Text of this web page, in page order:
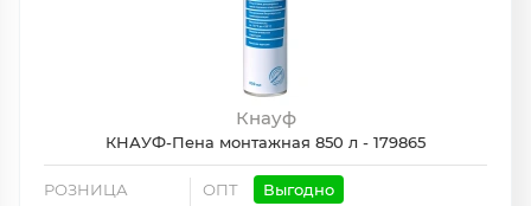
Кнауф
КНАУФ-Пена монтажная 850 л - 179865
РОЗНИЦА ОПТ Выгодно